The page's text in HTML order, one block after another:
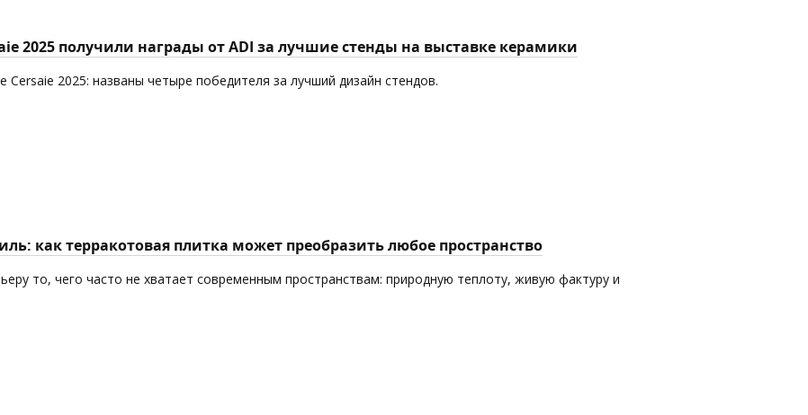
2025 получили награды от ADI за лучшие стенды на выставке керамики
Cersaie 2025: названы четыре победителя за лучший дизайн стендов.
как терракотовая плитка может преобразить любое пространство
то, чего часто не хватает современным пространствам: природную теплоту, живую фактуру и